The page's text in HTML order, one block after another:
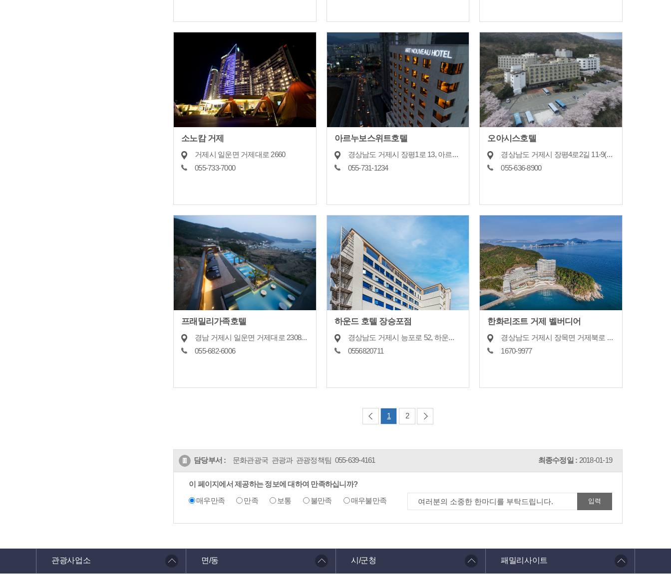
소노캄 거제
거제시 일운면 거제대로 2660
055-733-7000
아르누보스위트호텔
경상남도 거제시 장평1로 13, 아르누보호텔 3층 (장평동)
055-731-1234
오아시스호텔
경상남도 거제시 장평4로2길 11-9(장평동)
055-636-8900
프래밀리가족호텔
경남 거제시 일운면 거제대로 2308, 지하1,2지상1,6층
055-682-6006
하운드 호텔 장승포점
경상남도 거제시 능포로 52, 하운드 호텔 장승포점 (장승포동)
0556820711
한화리조트 거제 벨버디어
경상남도 거제시 장목면 거제북로 2501-40
1670-9977
1 2
담당부서 : 문화관광국 관광과 관광정책팀 055-639-4161 최종수정일 : 2018-01-19
이 페이지에서 제공하는 정보에 대하여 만족하십니까?
매우만족 만족 보통 불만족 매우불만족
관광사업소 면/동 시/군청 패밀리사이트